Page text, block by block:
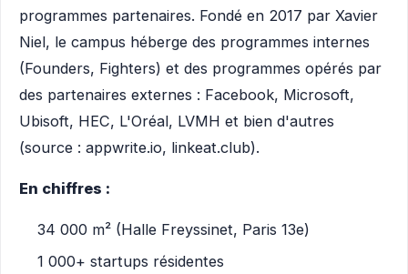
programmes partenaires. Fondé en 2017 par Xavier
Niel, le campus héberge des programmes internes
(Founders, Fighters) et des programmes opérés par
des partenaires externes : Facebook, Microsoft,
Ubisoft, HEC, L'Oréal, LVMH et bien d'autres
(source : appwrite.io, linkeat.club).
En chiffres :
34 000 m² (Halle Freyssinet, Paris 13e)
1 000+ startups résidentes